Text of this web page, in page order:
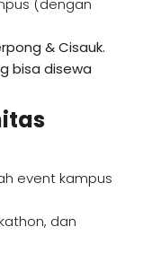
(dengan
& Cisauk.
bisa disewa
event kampus
dan